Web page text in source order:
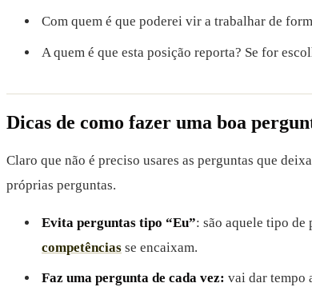
Com quem é que poderei vir a trabalhar de
A quem é que esta posição reporta? Se for
Dicas de como fazer uma boa
Claro que não é preciso usares as perguntas que
próprias perguntas.
Evita perguntas tipo “Eu”: são aquele tipo de
competências se encaixam.
Faz uma pergunta de cada vez: vai dar tempo